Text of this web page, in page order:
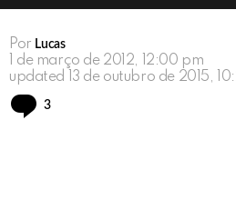
Por Lucas
1 de março de 2012, 12:00 pm
updated
13 de outubro de 2015,
3